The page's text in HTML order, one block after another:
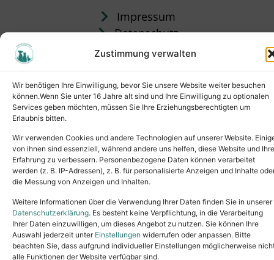
Zustimmung verwalten
Wir benötigen Ihre Einwilligung, bevor Sie unsere Website weiter besuchen
können.Wenn Sie unter 16 Jahre alt sind und Ihre Einwilligung zu optionalen
Services geben möchten, müssen Sie Ihre Erziehungsberechtigten um
Erlaubnis bitten.
Wir verwenden Cookies und andere Technologien auf unserer Website.
von ihnen sind essenziell, während andere uns helfen, diese Website und Ihre
Erfahrung zu verbessern. Personenbezogene Daten können verarbeitet
werden (z. B. IP-Adressen), z. B. für personalisierte Anzeigen und Inhalte
die Messung von Anzeigen und Inhalten.
Weitere Informationen über die Verwendung Ihrer Daten finden Sie in unserer
Datenschutzerklärung. Es besteht keine Verpflichtung, in die Verarbeitung
Ihrer Daten einzuwilligen, um dieses Angebot zu nutzen. Sie können Ihre
Auswahl jederzeit unter Einstellungen widerrufen oder anpassen. Bitte
beachten Sie, dass aufgrund individueller Einstellungen möglicherweise
alle Funktionen der Website verfügbar sind.
Impressum
Datenschutz
Satzung
Copyright © 2024. All rights reserved.
Tel.: (02631) 55356buero@tierheim-neuwied.de
Ludwigshof 1, 56567 Neuwied